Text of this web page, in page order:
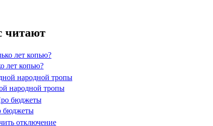
читают
лет копью?
народной тропы
бюджеты